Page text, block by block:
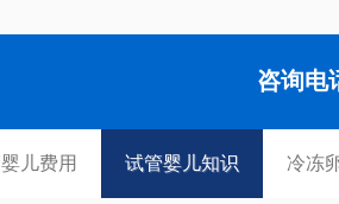
咨询电
儿费用 试管婴儿知识 冷冻